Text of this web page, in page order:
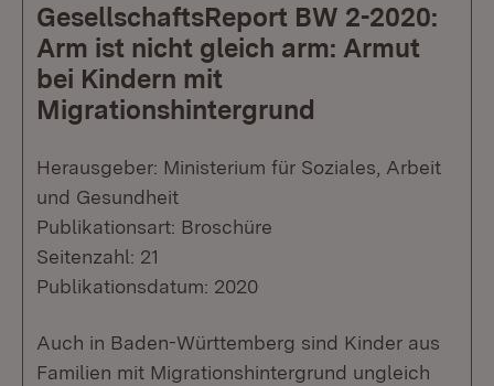
GesellschaftsReport BW 2-2020:
Arm ist nicht gleich arm: Armut
bei Kindern mit
Migrationshintergrund
Herausgeber: Ministerium für Soziales, Arbeit
und Gesundheit
Publikationsart: Broschüre
Seitenzahl: 21
Publikationsdatum: 2020
Auch in Baden-Württemberg sind Kinder aus
Familien mit Migrationshintergrund ungleich